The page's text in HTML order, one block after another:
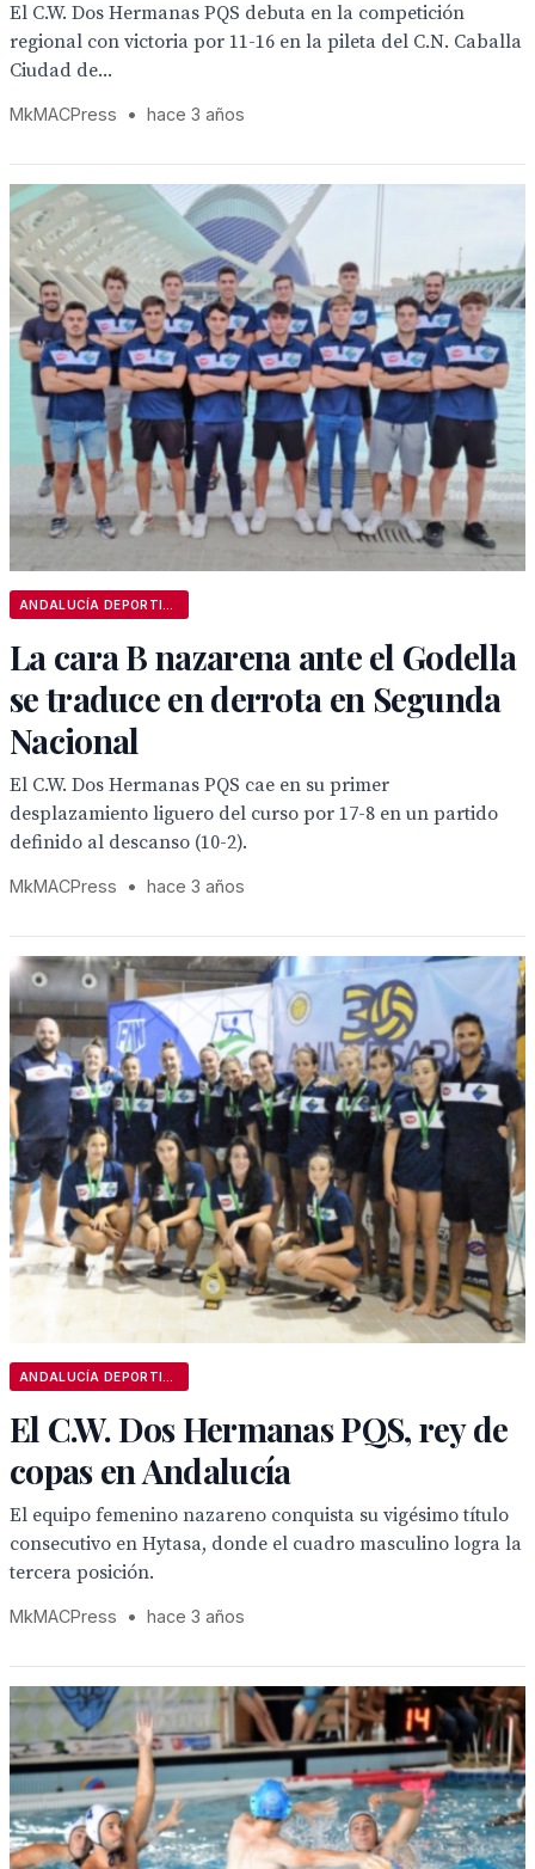
El C.W. Dos Hermanas PQS debuta en la competición
regional con victoria por 11-16 en la pileta del C.N. Caballa
Ciudad de...
MkMACPress • hace 3 años
La cara B nazarena ante el Godella
se traduce en derrota en Segunda
Nacional
El C.W. Dos Hermanas PQS cae en su primer
desplazamiento liguero del curso por 17-8 en un partido
definido al descanso (10-2).
MkMACPress • hace 3 años
El C.W. Dos Hermanas PQS, rey de
copas en Andalucía
El equipo femenino nazareno conquista su vigésimo título
consecutivo en Hytasa, donde el cuadro masculino logra la
tercera posición.
MkMACPress • hace 3 años